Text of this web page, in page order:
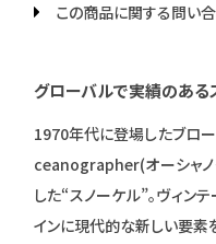
この商品に関する問い
グローバルで実績のある
1970年代に登場したブロー
ceanographer(オーシャノ
した“スノーケル”。ヴィン
インに現代的な新しい要素